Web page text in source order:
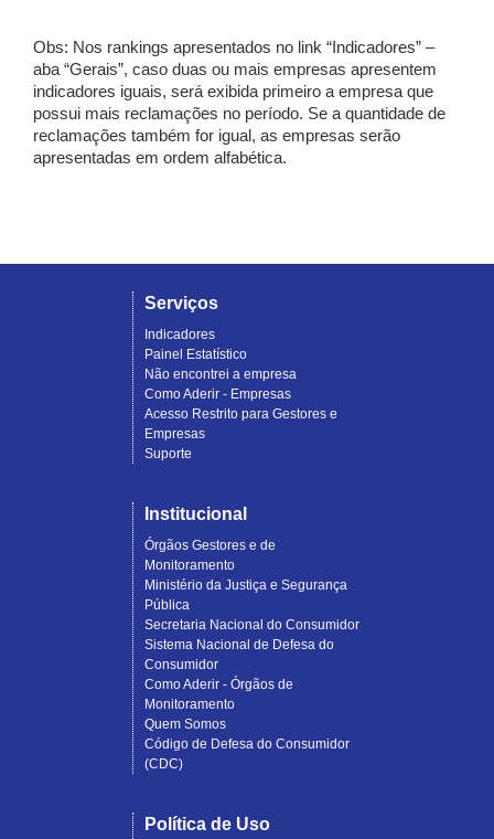
Obs: Nos rankings apresentados no link “Indicadores” –
aba “Gerais”, caso duas ou mais empresas apresentem
indicadores iguais, será exibida primeiro a empresa que
possui mais reclamações no período. Se a quantidade de
reclamações também for igual, as empresas serão
apresentadas em ordem alfabética.
Serviços
Indicadores
Painel Estatístico
Não encontrei a empresa
Como Aderir - Empresas
Acesso Restrito para Gestores e
Empresas
Suporte
Institucional
Órgãos Gestores e de
Monitoramento
Ministério da Justiça e Segurança
Pública
Secretaria Nacional do Consumidor
Sistema Nacional de Defesa do
Consumidor
Como Aderir - Órgãos de
Monitoramento
Quem Somos
Código de Defesa do Consumidor
(CDC)
Política de Uso